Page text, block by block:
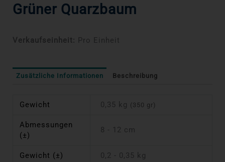
Grüner Quarzbaum
Verkaufseinheit: Pro Einheit
Zusätzliche Informationen Beschreibung
Gewicht 0,35 kg (350 gr)
Abmessungen
(±)
8 - 12 cm
Gewicht (±) 0,2 - 0,35 kg